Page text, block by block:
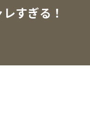
すぎる！